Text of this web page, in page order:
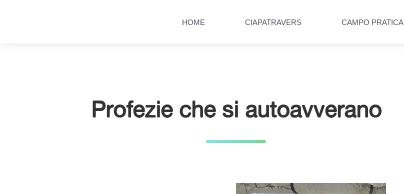
HOME CIAPATRAVERS CAMPO PRATICA
Profezie che si autoavverano